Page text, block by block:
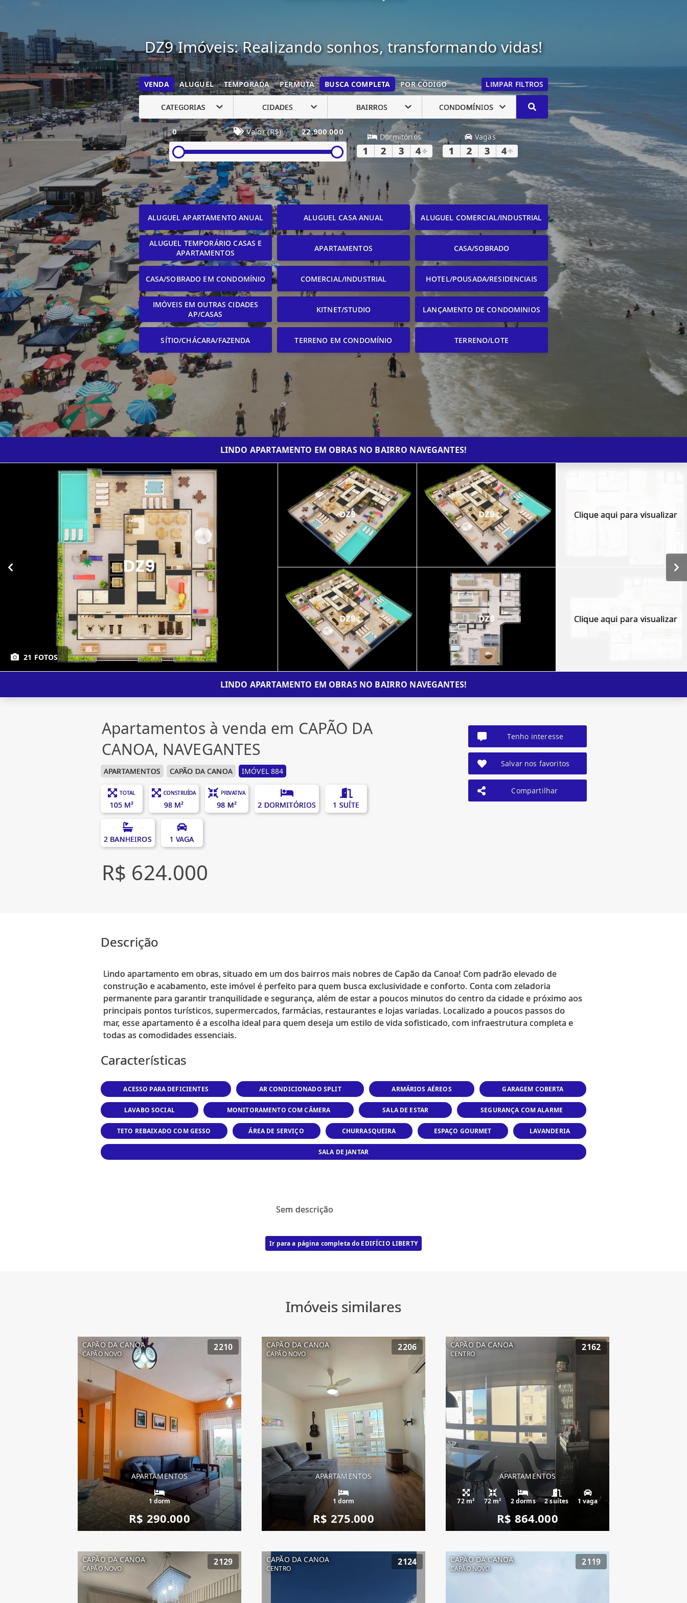
DZ9 Imóveis: Realizando sonhos, transformando vidas!
VENDA ALUGUEL TEMPORADA PERMUTA BUSCA COMPLETA POR CÓDIGO LIMPAR FILTROS
CATEGORIAS CIDADES BAIRROS CONDOMÍNIOS
0 Valor (R$) 22.900.000 Dormitórios
1 2 3 4+
Vagas
1 2 3 4+
ALUGUEL APARTAMENTO ANUAL ALUGUEL CASA ANUAL ALUGUEL COMERCIAL/INDUSTRIAL
ALUGUEL TEMPORÁRIO CASAS E
APARTAMENTOS
APARTAMENTOS CASA/SOBRADO
CASA/SOBRADO EM CONDOMÍNIO COMERCIAL/INDUSTRIAL HOTEL/POUSADA/RESIDENCIAIS
IMÓVEIS EM OUTRAS CIDADES
AP/CASAS
KITNET/STUDIO LANÇAMENTO DE CONDOMINIOS
SÍTIO/CHÁCARA/FAZENDA TERRENO EM CONDOMÍNIO TERRENO/LOTE
LINDO APARTAMENTO EM OBRAS NO BAIRRO NAVEGANTES!
21 FOTOS
Clique aqui para visualizar
Clique aqui para visualizar
LINDO APARTAMENTO EM OBRAS NO BAIRRO NAVEGANTES!
Apartamentos à venda em CAPÃO DA
CANOA, NAVEGANTES
APARTAMENTOS CAPÃO DA CANOA IMÓVEL 884
TOTAL
105 M²
CONSTRUÍDA
98 M²
PRIVATIVA
98 M² 2 DORMITÓRIOS 1 SUÍTE
2 BANHEIROS 1 VAGA
R$ 624.000
Tenho interesse
Salvar nos favoritos
Compartilhar
Descrição
Lindo apartamento em obras, situado em um dos bairros mais nobres de Capão da Canoa! Com padrão elevado de
construção e acabamento, este imóvel é perfeito para quem busca exclusividade e conforto. Conta com zeladoria
permanente para garantir tranquilidade e segurança, além de estar a poucos minutos do centro da cidade e próximo aos
principais pontos turísticos, supermercados, farmácias, restaurantes e lojas variadas. Localizado a poucos passos do
mar, esse apartamento é a escolha ideal para quem deseja um estilo de vida sofisticado, com infraestrutura completa e
todas as comodidades essenciais.
Características
ACESSO PARA DEFICIENTES AR CONDICIONADO SPLIT ARMÁRIOS AÉREOS GARAGEM COBERTA
LAVABO SOCIAL MONITORAMENTO COM CÂMERA SALA DE ESTAR SEGURANÇA COM ALARME
TETO REBAIXADO COM GESSO ÁREA DE SERVIÇO CHURRASQUEIRA ESPAÇO GOURMET LAVANDERIA
SALA DE JANTAR
Sem descrição
Ir para a página completa do EDIFÍCIO LIBERTY
Imóveis similares
CAPÃO DA CANOA
CAPÃO NOVO
2210
APARTAMENTOS
1 dorm
R$ 290.000
CAPÃO DA CANOA
CAPÃO NOVO
2206
APARTAMENTOS
1 dorm
R$ 275.000
CAPÃO DA CANOA
CENTRO
2162
APARTAMENTOS
72 m² 72 m² 2 dorms 2 suítes 1 vaga
R$ 864.000
CAPÃO DA CANOA
CAPÃO NOVO
2129 CAPÃO DA CANOA
CENTRO
2124 CAPÃO DA CANOA
CAPÃO NOVO
2119